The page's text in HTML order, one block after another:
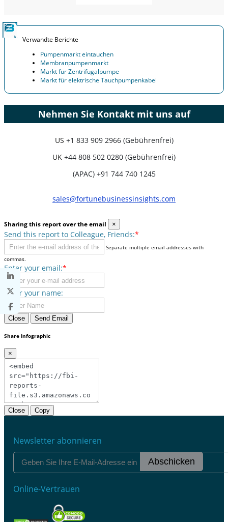
Verwandte Berichte
Pumpenmarkt eintauchen
Membranpumpenmarkt
Markt für Zentrifugalpumpe
Markt für elektrische Tauchpumpenkabel
Nehmen Sie Kontakt mit uns auf
US +1 833 909 2966 (Gebührenfrei)
UK +44 808 502 0280 (Gebührenfrei)
(APAC) +91 744 740 1245
sales@fortunebusinessinsights.com
Sharing this report over the email ×
Send this report to Colleague, Friends:*
Separate multiple email addresses with
commas.
Enter your email:*
Enter your name:
Close Send Email
Share Infographic
×
Close Copy
Newsletter abonnieren
Abschicken
Online-Vertrauen